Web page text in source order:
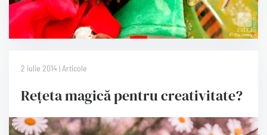
2 iulie 2014 | Articole
Rețeta magică pentru creativitate?